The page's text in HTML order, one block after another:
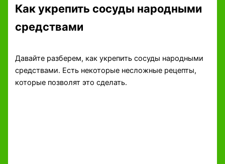
Как укрепить сосуды народными
средствами
Давайте разберем, как укрепить сосуды народными
средствами. Есть некоторые несложные рецепты,
которые позволят это сделать.